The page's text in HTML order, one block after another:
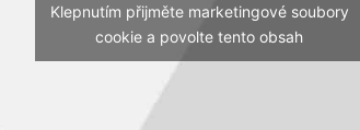
Klepnutím přijměte marketingové soubory
cookie a povolte tento obsah